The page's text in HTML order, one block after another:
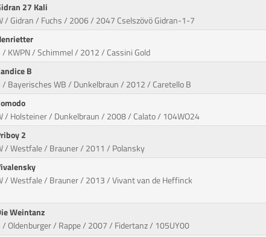
27 Kali
/ Gidran / Fuchs / 2006 / 2047 Cselszövö Gidran-1-7
/ KWPN / Schimmel / 2012 / Cassini Gold
B
/ Bayerisches WB / Dunkelbraun / 2012 / Caretello B
/ Holsteiner / Dunkelbraun / 2008 / Calato / 104WO24
2
/ Westfale / Brauner / 2011 / Polansky
/ Westfale / Brauner / 2013 / Vivant van de Heffinck
Weintanz
/ Oldenburger / Rappe / 2007 / Fidertanz / 105UY00